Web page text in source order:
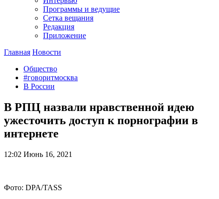
Программы и ведущие
Сетка вещания
Редакция
Приложение
Главная Новости
Общество
#говоритмосква
В России
В РПЦ назвали нравственной идею
ужесточить доступ к порнографии в
интернете
12:02 Июнь 16, 2021
Фото: DPA/TASS